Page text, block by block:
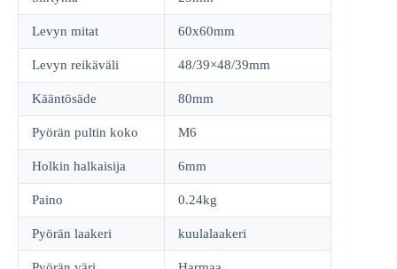
Levyn mitat 60x60mm
Levyn reikäväli 48/39×48/39mm
Kääntösäde 80mm
Pyörän pultin koko M6
Holkin halkaisija 6mm
Paino 0.24kg
Pyörän laakeri kuulalaakeri